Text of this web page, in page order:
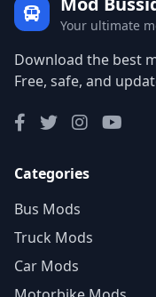
Your ultimate
Download the best
Free, safe, and
Categories
Bus Mods
Truck Mods
Car Mods